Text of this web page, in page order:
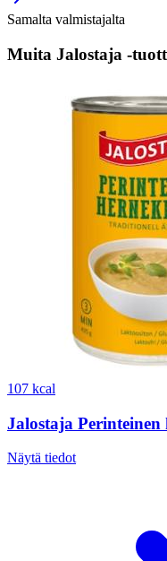
Samalta valmistajalta
Muita Jalostaja -
107 kcal
Jalostaja Perinteinen
Näytä tiedot